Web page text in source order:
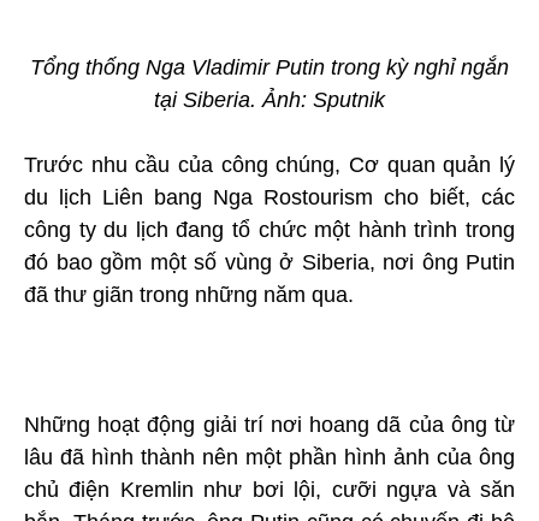
Tổng thống Nga Vladimir Putin trong kỳ nghỉ ngắn
tại Siberia. Ảnh: Sputnik
Trước nhu cầu của công chúng, Cơ quan quản lý
du lịch Liên bang Nga Rostourism cho biết, các
công ty du lịch đang tổ chức một hành trình trong
đó bao gồm một số vùng ở Siberia, nơi ông Putin
đã thư giãn trong những năm qua.
Những hoạt động giải trí nơi hoang dã của ông từ
lâu đã hình thành nên một phần hình ảnh của ông
chủ điện Kremlin như bơi lội, cưỡi ngựa và săn